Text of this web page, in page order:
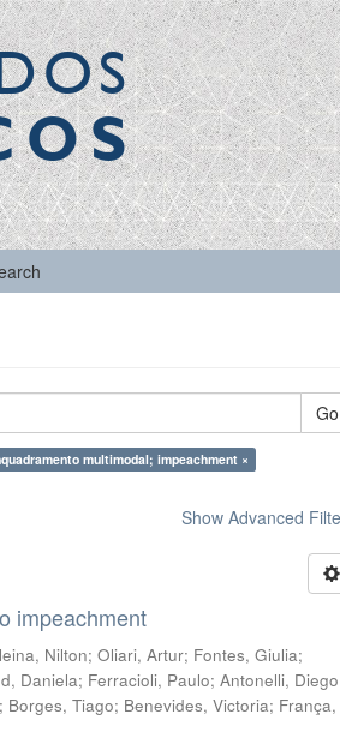
Go
multimodal; impeachment ×
Show Advanced
impeachment
Nilton;Oliari, Artur; Fontes, Giulia;
Daniela; Ferracioli, Paulo;Antonelli, Diego
; Borges, Tiago; Benevides, Victoria; França,